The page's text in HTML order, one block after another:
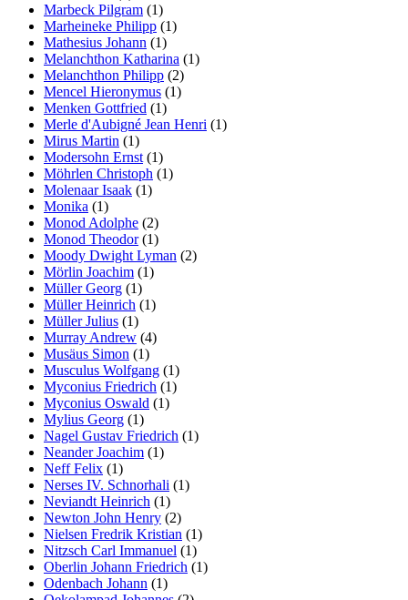
Marbeck Pilgram (1)
Marheineke Philipp (1)
Mathesius Johann (1)
Melanchthon Katharina (1)
Melanchthon Philipp (2)
Mencel Hieronymus (1)
Menken Gottfried (1)
Merle d'Aubigné Jean Henri (1)
Mirus Martin (1)
Modersohn Ernst (1)
Möhrlen Christoph (1)
Molenaar Isaak (1)
Monika (1)
Monod Adolphe (2)
Monod Theodor(1)
Moody Dwight Lyman (2)
Mörlin Joachim (1)
Müller Georg (1)
Müller Heinrich (1)
Müller Julius (1)
Murray Andrew (4)
Musäus Simon (1)
Musculus Wolfgang (1)
Myconius Friedrich (1)
Myconius Oswald (1)
Mylius Georg (1)
Nagel Gustav Friedrich (1)
Neander Joachim (1)
Neff Felix (1)
Nerses IV. Schnorhali (1)
Neviandt Heinrich (1)
Newton John Henry (2)
Nielsen Fredrik Kristian (1)
Nitzsch Carl Immanuel (1)
Oberlin Johann Friedrich (1)
Odenbach Johann (1)